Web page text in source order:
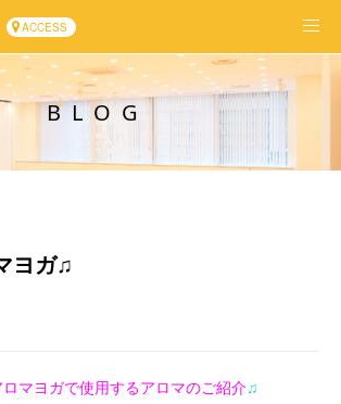
ACCESS
BLOG
ヨガ♫
ロマヨガで使用するアロマのご紹介♫